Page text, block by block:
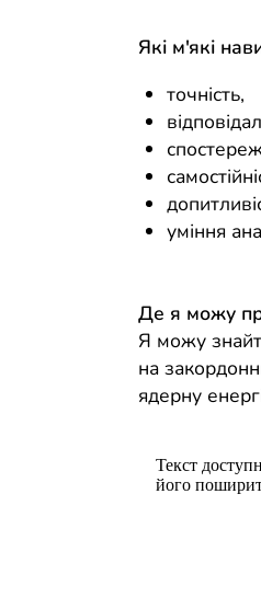
Які м'які
точність,
уміння
Де я можу
Я можу
на
ядерну
Текст
його